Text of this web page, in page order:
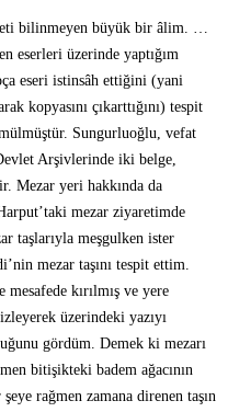
bilinmeyen büyük bir âlim. …
eserleri üzerinde yaptığım
eseri istinsâh ettiğini (yani
kopyasını çıkarttığını) tespit
Sungurluoğlu, vefat
Arşivlerinde iki belge,
Mezar yeri hakkında da
mezar ziyaretimde
taşlarıyla meşgulken ister
mezar taşını tespit ettim.
kırılmış ve yere
üzerindeki yazıyı
gördüm. Demek ki mezarı
bitişikteki badem ağacının
rağmen zamana direnen taşın